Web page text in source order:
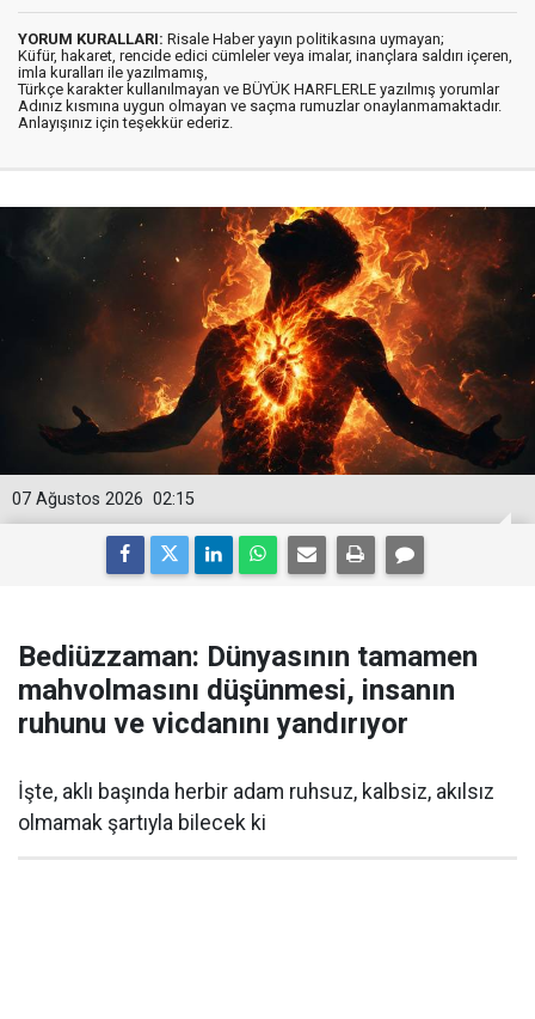
YORUM KURALLARI: Risale Haber yayın politikasına uymayan;
Küfür, hakaret, rencide edici cümleler veya imalar, inançlara saldırı içeren,
imla kuralları ile yazılmamış,
Türkçe karakter kullanılmayan ve BÜYÜK HARFLERLE yazılmış yorumlar
Adınız kısmına uygun olmayan ve saçma rumuzlar onaylanmamaktadır.
Anlayışınız için teşekkür ederiz.
02:15
07 Ağustos 2026
Bediüzzaman: Dünyasının tamamen
mahvolmasını düşünmesi, insanın
ruhunu ve vicdanını yandırıyor
İşte, aklı başında herbir adam ruhsuz, kalbsiz, akılsız
olmamak şartıyla bilecek ki